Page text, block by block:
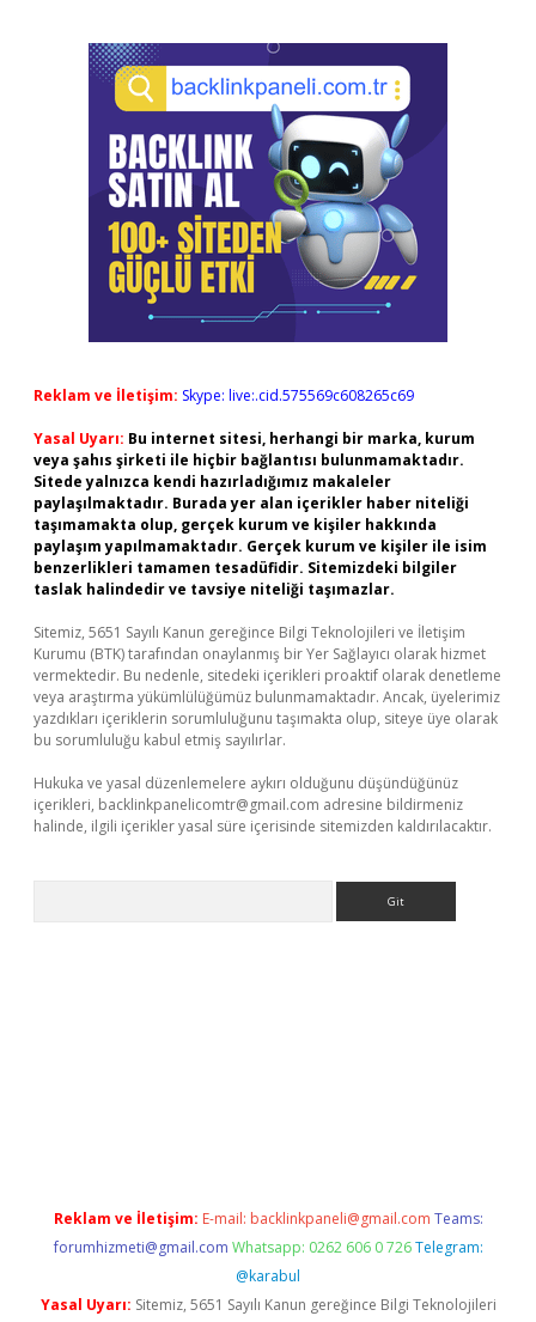
Reklam ve İletişim: Skype: live:.cid.575569c608265c69
Yasal Uyarı: Bu internet sitesi, herhangi bir marka, kurum
veya şahıs şirketi ile hiçbir bağlantısı bulunmamaktadır.
Sitede yalnızca kendi hazırladığımız makaleler
paylaşılmaktadır. Burada yer alan içerikler haber niteliği
taşımamakta olup, gerçek kurum ve kişiler hakkında
paylaşım yapılmamaktadır. Gerçek kurum ve kişiler ile isim
benzerlikleri tamamen tesadüfidir. Sitemizdeki bilgiler
taslak halindedir ve tavsiye niteliği taşımazlar.
Sitemiz, 5651 Sayılı Kanun gereğince Bilgi Teknolojileri ve İletişim
Kurumu (BTK) tarafından onaylanmış bir Yer Sağlayıcı olarak hizmet
vermektedir. Bu nedenle, sitedeki içerikleri proaktif olarak denetleme
veya araştırma yükümlülüğümüz bulunmamaktadır. Ancak, üyelerimiz
yazdıkları içeriklerin sorumluluğunu taşımakta olup, siteye üye olarak
bu sorumluluğu kabul etmiş sayılırlar.
Hukuka ve yasal düzenlemelere aykırı olduğunu düşündüğünüz
içerikleri, backlinkpanelicomtr@gmail.com adresine bildirmeniz
halinde, ilgili içerikler yasal süre içerisinde sitemizden kaldırılacaktır.
Reklam ve İletişim: E-mail: backlinkpaneli@gmail.com Teams:
forumhizmeti@gmail.com Whatsapp: 0262 606 0 726 Telegram:
@karabul
Yasal Uyarı: Sitemiz, 5651 Sayılı Kanun gereğince Bilgi Teknolojileri